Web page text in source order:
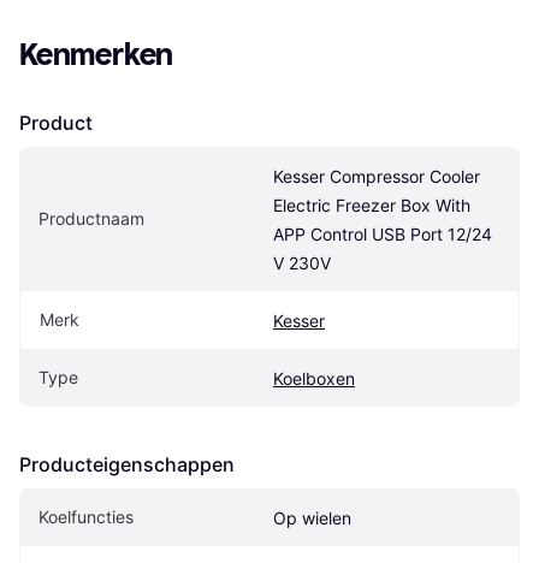
Kenmerken
Product
Productnaam
Kesser Compressor Cooler
Electric Freezer Box With
APP Control USB Port 12/24
V 230V
Merk Kesser
Type Koelboxen
Producteigenschappen
Koelfuncties Op wielen